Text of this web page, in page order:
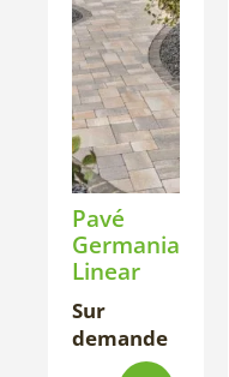
Pavé
Germania
Linear
Sur
demande